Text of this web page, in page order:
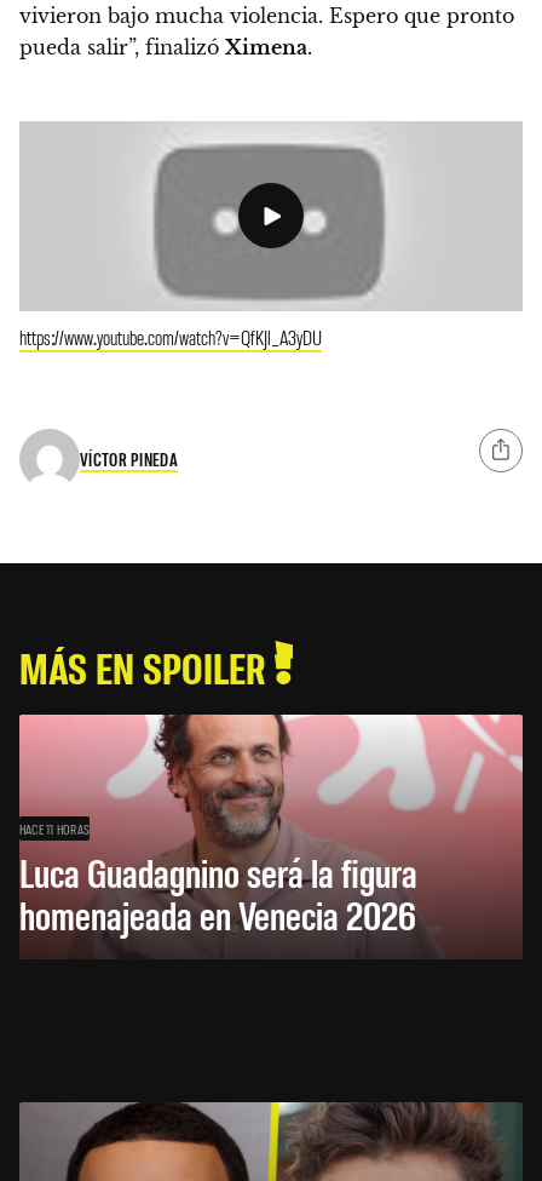
vivieron bajo mucha violencia. Espero que pronto
pueda salir”, finalizó Ximena.
https://www.youtube.com/watch?v=QfKJl_A3yDU
VÍCTOR PINEDA
MÁS EN SPOILER
HACE 11 HORAS
Luca Guadagnino será la figura
homenajeada en Venecia 2026